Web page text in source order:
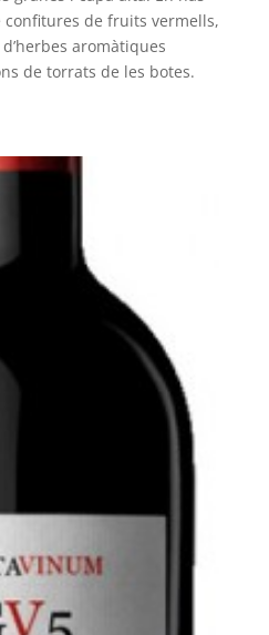
de fruits vermells,
aromàtiques
de torrats de les botes.